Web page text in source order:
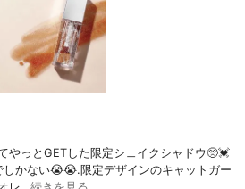
やっとGETした限定シェイクシャドウ🥺💓
かない😭😭.限定デザインのキャットガー